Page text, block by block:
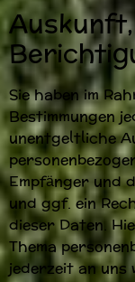
Sie haben im
Bestimmungen
unentgeltliche
Empfänger und
und ggf. ein
dieser Daten.
Thema
jederzeit an uns